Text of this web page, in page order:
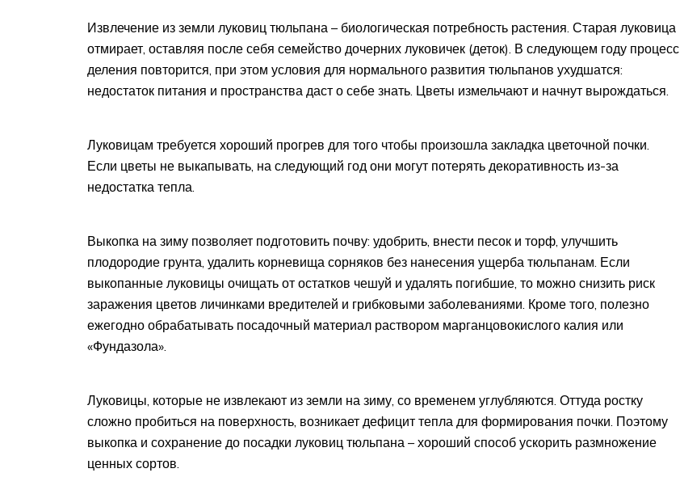
Извлечение из земли луковиц тюльпана – биологическая потребность растения. Старая луковица
отмирает, оставляя после себя семейство дочерних луковичек (деток). В следующем году процесс
деления повторится, при этом условия для нормального развития тюльпанов ухудшатся:
недостаток питания и пространства даст о себе знать. Цветы измельчают и начнут вырождаться.
Луковицам требуется хороший прогрев для того чтобы произошла закладка цветочной почки.
Если цветы не выкапывать, на следующий год они могут потерять декоративность из-за
недостатка тепла.
Выкопка на зиму позволяет подготовить почву: удобрить, внести песок и торф, улучшить
плодородие грунта, удалить корневища сорняков без нанесения ущерба тюльпанам. Если
выкопанные луковицы очищать от остатков чешуй и удалять погибшие, то можно снизить риск
заражения цветов личинками вредителей и грибковыми заболеваниями. Кроме того, полезно
ежегодно обрабатывать посадочный материал раствором марганцовокислого калия или
«Фундазола».
Луковицы, которые не извлекают из земли на зиму, со временем углубляются. Оттуда ростку
сложно пробиться на поверхность, возникает дефицит тепла для формирования почки. Поэтому
выкопка и сохранение до посадки луковиц тюльпана – хороший способ ускорить размножение
ценных сортов.